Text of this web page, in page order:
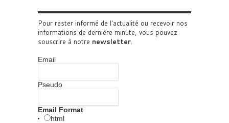
Pour rester informé de l'actualité ou recevoir nos
informations de dernière minute, vous pouvez
souscrire à notre newsletter.
Email
Pseudo
Email Format
html